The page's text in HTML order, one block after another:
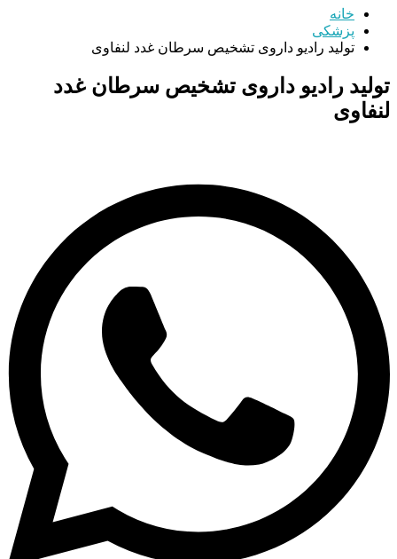
خانه
پزشکی
تولید رادیو داروی تشخیص سرطان غدد لنفاوی
تولید رادیو داروی تشخیص سرطان غدد
لنفاوی